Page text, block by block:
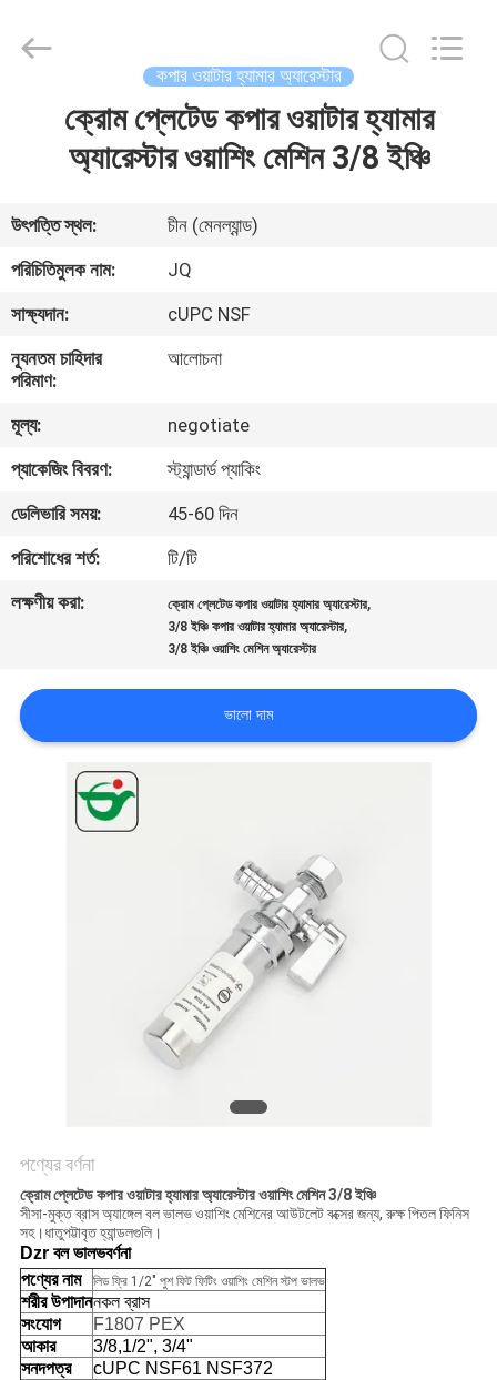
আমাদের
সম্পর্কে
কারখানা
ভ্রমণ
মান
নিয়ন্ত্রণ
যোগাযোগ
খবর
উদ্ধৃতির
কপার ওয়াটার হ্যামার অ্যারেস্টার
ক্রোম প্লেটেড কপার ওয়াটার হ্যামার
অ্যারেস্টার ওয়াশিং মেশিন 3/8 ইঞ্চি
উৎপত্তি স্থল:
চীন (মেনল্যান্ড)
পরিচিতিমুলক নাম:
JQ
সাক্ষ্যদান:
cUPC NSF
ন্যূনতম চাহিদার
পরিমাণ:
আলোচনা
মূল্য:
negotiate
প্যাকেজিং বিবরণ:
স্ট্যান্ডার্ড প্যাকিং
ডেলিভারি সময়:
45-60 দিন
পরিশোধের শর্ত:
টি/টি
লক্ষণীয় করা:
ক্রোম প্লেটেড কপার ওয়াটার হ্যামার অ্যারেস্টার,
3/8 ইঞ্চি কপার ওয়াটার হ্যামার অ্যারেস্টার,
3/8 ইঞ্চি ওয়াশিং মেশিন অ্যারেস্টার
ভালো দাম
পণ্যের বর্ণনা
ক্রোম প্লেটেড কপার ওয়াটার হ্যামার অ্যারেস্টার ওয়াশিং মেশিন 3/8 ইঞ্চি
সীসা-মুক্ত ব্রাস অ্যাঙ্গেল বল ভালভ ওয়াশিং মেশিনের আউটলেট বক্সের জন্য, রুক্ষ পিতল ফিনিস
সহ।ধাতুপট্টাবৃত হ্যান্ডলগুলি।
Dzr বল ভালভবর্ণনা
পণ্যের নাম
লিড ফ্রি 1/2" পুশ ফিট ফিটিং ওয়াশিং মেশিন স্টপ ভালভ
শরীর উপাদাননকল ব্রাস
সংযোগ
F1807 PEX
আকার
3/8,1/2", 3/4"
সনদপত্র
cUPC NSF61 NSF372